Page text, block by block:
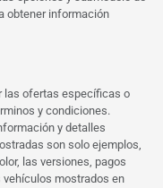
obtener información
las ofertas específicas o
y condiciones.
y detalles
son solo ejemplos,
las versiones, pagos
mostrados en